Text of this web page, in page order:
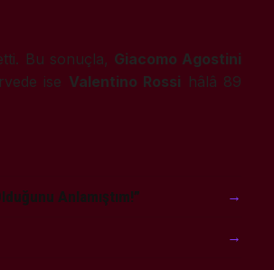
Bu sonuçla, Giacomo Agostini
ise Valentino Rossi hâlâ 89
Anlamıştım!” →
→